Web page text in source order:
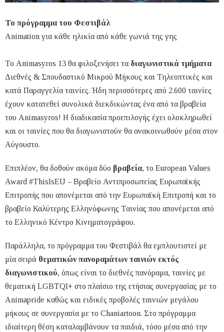
Το πρόγραμμα του Φεστιβάλ
Animation για κάθε ηλικία από κάθε γωνιά της γης
Το Animasyros 13 θα φιλοξενήσει τα διαγωνιστικά τμήματα
Διεθνές & Σπουδαστικό Μικρού Μήκους και Τηλεοπτικές και
κατά Παραγγελία ταινίες. Ήδη περισσότερες από 2.600 ταινίες
έχουν κατατεθεί συνολικά διεκδικώντας ένα από τα βραβεία
του Animasyros! Η διαδικασία προεπιλογής έχει ολοκληρωθεί
και οι ταινίες που θα διαγωνιστούν θα ανακοινωθούν μέσα στον
Αύγουστο.
Επιπλέον, θα δοθούν ακόμα δύο βραβεία, το European Values
Award #ThisIsEU – Βραβείο Αντιπροσωπείας Ευρωπαϊκής
Επιτροπής που απονέμεται από την Ευρωπαϊκή Επιτροπή και το
βραβείο Καλύτερης Ελληνόφωνης Ταινίας που απονέμεται από
το Ελληνικό Κέντρο Κινηματογράφου.
Παράλληλα, το πρόγραμμα του Φεστιβάλ θα εμπλουτιστεί με
μία σειρά θεματικών πανοραμάτων ταινιών εκτός
διαγωνιστικού, όπως είναι το διεθνές πανόραμα, ταινίες με
θεματική LGBTQI+ στο πλαίσιο της ετήσιας συνεργασίας με το
Animapride καθώς και ειδικές προβολές ταινιών μεγάλου
μήκους σε συνεργασία με το Chaniartoon. Στο πρόγραμμα
ιδιαίτερη θέση καταλαμβάνουν τα παιδιά, τόσο μέσα από την